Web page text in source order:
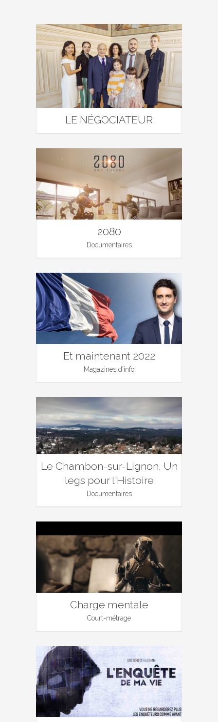
LE NÉGOCIATEUR
2080
Documentaires
Et maintenant 2022
Magazines d'info
Le Chambon-sur-Lignon, Un
legs pour l'Histoire
Documentaires
Charge mentale
Court-métrage